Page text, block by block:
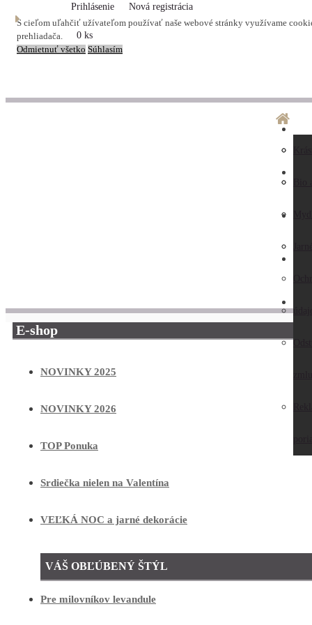
S cieľom uľahčiť užívateľom používať naše webové stránky využívame
prehliadača.
Odmietnuť všetko Súhlasím
Prihlásenie Nová registrácia
0 ks
E-shop
NOVINKY 2025
NOVINKY 2026
TOP Ponuka
Srdiečka nielen na Valentína
VEĽKÁ NOC a jarné dekorácie
VÁŠ OBĽÚBENÝ ŠTÝL
Pre milovníkov levandule